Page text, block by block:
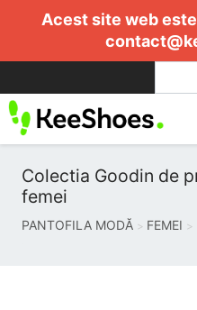
Acest site web
Colectia Goodin de
femei
PANTOFILA MODĂ FEMEI